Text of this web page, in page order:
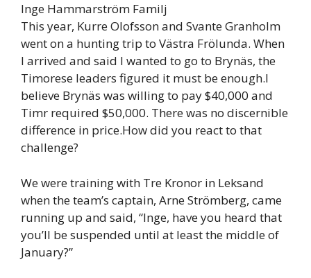
Inge Hammarström Familj
This year, Kurre Olofsson and Svante Granholm
went on a hunting trip to Västra Frölunda. When
I arrived and said I wanted to go to Brynäs, the
Timorese leaders figured it must be enough.I
believe Brynäs was willing to pay $40,000 and
Timr required $50,000. There was no discernible
difference in price.How did you react to that
challenge?
We were training with Tre Kronor in Leksand
when the team’s captain, Arne Strömberg, came
running up and said, “Inge, have you heard that
you’ll be suspended until at least the middle of
January?”